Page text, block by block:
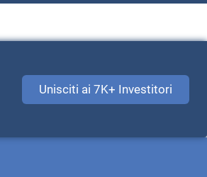
Unisciti ai 7K+ Investitori